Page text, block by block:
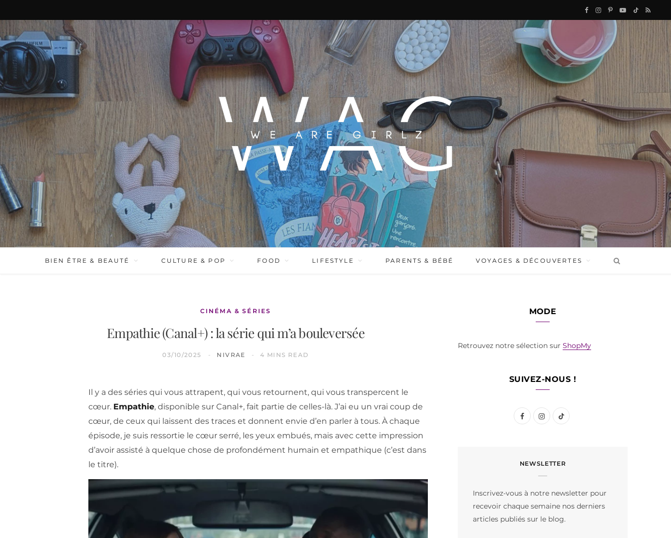
F
c
o
k
I
s
g
a
P
r
Y
b
e
T
k
R
BIEN ÊTRE & BEAUTÉ CULTURE & POP FOOD LIFESTYLE PARENTS & BÉBÉ VOYAGES & DÉCOUVERTES
CINÉMA & SÉRIES
Empathie (Canal+) : la série qui m’a bouleversée
03/10/2025 NIVRAE 4 MINS READ
Il y a des séries qui vous attrapent, qui vous retournent, qui vous transpercent le
cœur. Empathie, disponible sur Canal+, fait partie de celles-là. J’ai eu un vrai coup de
cœur, de ceux qui laissent des traces et donnent envie d’en parler à tous. À chaque
épisode, je suis ressortie le cœur serré, les yeux embués, mais avec cette impression
d’avoir assisté à quelque chose de profondément humain et empathique (c’est dans
le titre).
MODE
Retrouvez notre sélection sur ShopMy
SUIVEZ-NOUS !
F
e
o
I
t
r
T
T
NEWSLETTER
Inscrivez-vous à notre newsletter pour
recevoir chaque semaine nos derniers
articles publiés sur le blog.